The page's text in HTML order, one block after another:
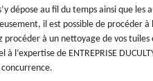
dépose au fil du temps ainsi que
il est possible de procéder
procéder à un nettoyage de vos
l’expertise de ENTREPRISE